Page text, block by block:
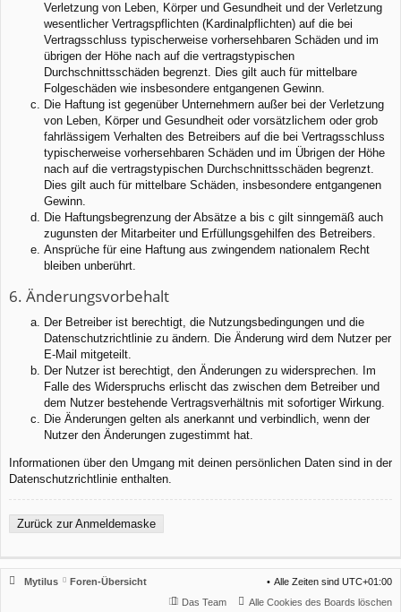
Verletzung von Leben, Körper und Gesundheit und der Verletzung
wesentlicher Vertragspflichten (Kardinalpflichten) auf die bei
Vertragsschluss typischerweise vorhersehbaren Schäden und im
übrigen der Höhe nach auf die vertragstypischen
Durchschnittsschäden begrenzt. Dies gilt auch für mittelbare
Folgeschäden wie insbesondere entgangenen Gewinn.
Die Haftung ist gegenüber Unternehmern außer bei der Verletzung
von Leben, Körper und Gesundheit oder vorsätzlichem oder grob
fahrlässigem Verhalten des Betreibers auf die bei Vertragsschluss
typischerweise vorhersehbaren Schäden und im Übrigen der Höhe
nach auf die vertragstypischen Durchschnittsschäden begrenzt.
Dies gilt auch für mittelbare Schäden, insbesondere entgangenen
Gewinn.
Die Haftungsbegrenzung der Absätze a bis c gilt sinngemäß auch
zugunsten der Mitarbeiter und Erfüllungsgehilfen des Betreibers.
Ansprüche für eine Haftung aus zwingendem nationalem Recht
bleiben unberührt.
6. Änderungsvorbehalt
Der Betreiber ist berechtigt, die Nutzungsbedingungen und die
Datenschutzrichtlinie zu ändern. Die Änderung wird dem Nutzer per
E-Mail mitgeteilt.
Der Nutzer ist berechtigt, den Änderungen zu widersprechen. Im
Falle des Widerspruchs erlischt das zwischen dem Betreiber und
dem Nutzer bestehende Vertragsverhältnis mit sofortiger Wirkung.
Die Änderungen gelten als anerkannt und verbindlich, wenn der
Nutzer den Änderungen zugestimmt hat.
Informationen über den Umgang mit deinen persönlichen Daten sind in der
Datenschutzrichtlinie enthalten.
Zurück zur Anmeldemaske
Mytilus Foren-Übersicht Alle Zeiten sind UTC+01:00
Alle Cookies des Boards löschen
Das Team